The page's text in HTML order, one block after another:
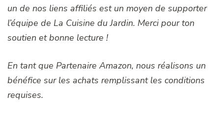
un de nos liens affiliés est un moyen de supporter
l’équipe de La Cuisine du Jardin. Merci pour ton
soutien et bonne lecture !
En tant que Partenaire Amazon, nous réalisons un
bénéfice sur les achats remplissant les conditions
requises.